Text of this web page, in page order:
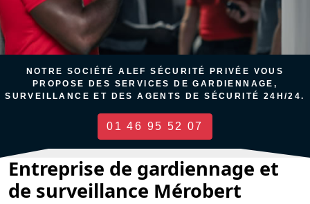
NOTRE SOCIÉTÉ ALEF SÉCURITÉ PRIVÉE VOUS
PROPOSE DES SERVICES DE GARDIENNAGE,
SURVEILLANCE ET DES AGENTS DE SÉCURITÉ 24H/24.
01 46 95 52 07
Entreprise de gardiennage et
de surveillance Mérobert